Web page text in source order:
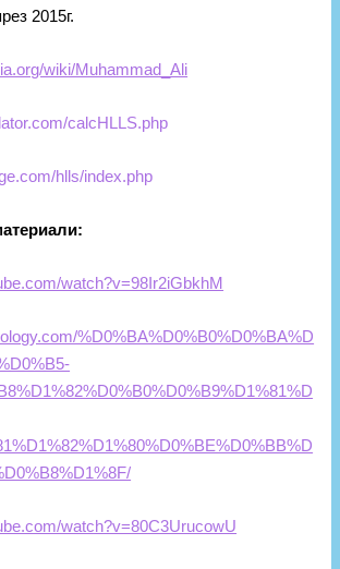
2015г.
wiki/Muhammad_Ali
calcHLLS.php
hlls/index.php
watch?v=98Ir2iGbkhM
%D0%BA%D0%B0%D0%BA%D
watch?v=80C3UrucowU